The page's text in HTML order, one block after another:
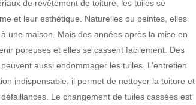
de revêtement de toiture, les tuiles se
et leur esthétique. Naturelles ou peintes, elles
une maison. Mais des années après la mise en
poreuses et elles se cassent facilement. Des
aussi endommager les tuiles. L’entretien
indispensable, il permet de nettoyer la toiture et
Le changement de tuiles cassées est